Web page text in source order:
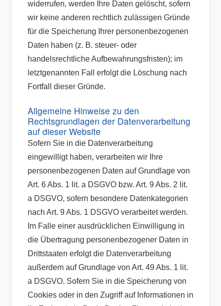
widerrufen, werden Ihre Daten gelöscht, sofern
wir keine anderen rechtlich zulässigen Gründe
für die Speicherung Ihrer personenbezogenen
Daten haben (z. B. steuer- oder
handelsrechtliche Aufbewahrungsfristen); im
letztgenannten Fall erfolgt die Löschung nach
Fortfall dieser Gründe.
Allgemeine Hinweise zu den
Rechtsgrundlagen der Datenverarbeitung
auf dieser Website
Sofern Sie in die Datenverarbeitung
eingewilligt haben, verarbeiten wir Ihre
personenbezogenen Daten auf Grundlage von
Art. 6 Abs. 1 lit. a DSGVO bzw. Art. 9 Abs. 2 lit.
a DSGVO, sofern besondere Datenkategorien
nach Art. 9 Abs. 1 DSGVO verarbeitet werden.
Im Falle einer ausdrücklichen Einwilligung in
die Übertragung personenbezogener Daten in
Drittstaaten erfolgt die Datenverarbeitung
außerdem auf Grundlage von Art. 49 Abs. 1 lit.
a DSGVO. Sofern Sie in die Speicherung von
Cookies oder in den Zugriff auf Informationen in